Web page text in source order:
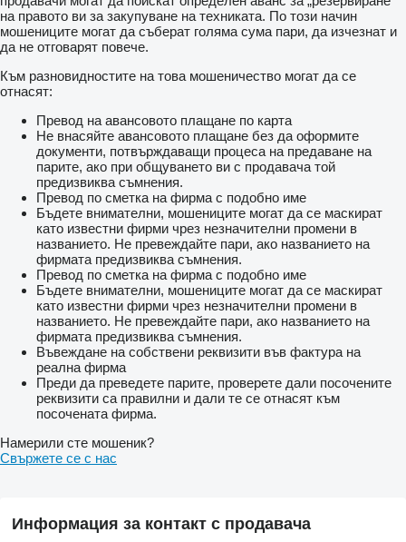
на правото ви за закупуване на техниката. По този начин
мошениците могат да съберат голяма сума пари, да изчезнат и
да не отговарят повече.
Към разновидностите на това мошеничество могат да се
отнасят:
Превод на авансовото плащане по карта
Не внасяйте авансовото плащане без да оформите
документи, потвърждаващи процеса на предаване на
парите, ако при общуването ви с продавача той
предизвиква съмнения.
Превод по сметка на фирма с подобно име
Бъдете внимателни, мошениците могат да се маскират
като известни фирми чрез незначителни промени в
названието. Не превеждайте пари, ако названието на
фирмата предизвиква съмнения.
Превод по сметка на фирма с подобно име
Бъдете внимателни, мошениците могат да се маскират
като известни фирми чрез незначителни промени в
названието. Не превеждайте пари, ако названието на
фирмата предизвиква съмнения.
Въвеждане на собствени реквизити във фактура на
реална фирма
Преди да преведете парите, проверете дали посочените
реквизити са правилни и дали те се отнасят към
посочената фирма.
Намерили сте мошеник?
Свържете се с нас
Информация за контакт с продавача